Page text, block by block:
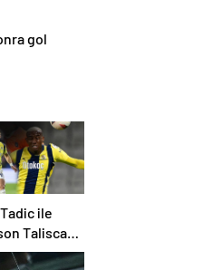
gol
ile
Talisca
tartışma